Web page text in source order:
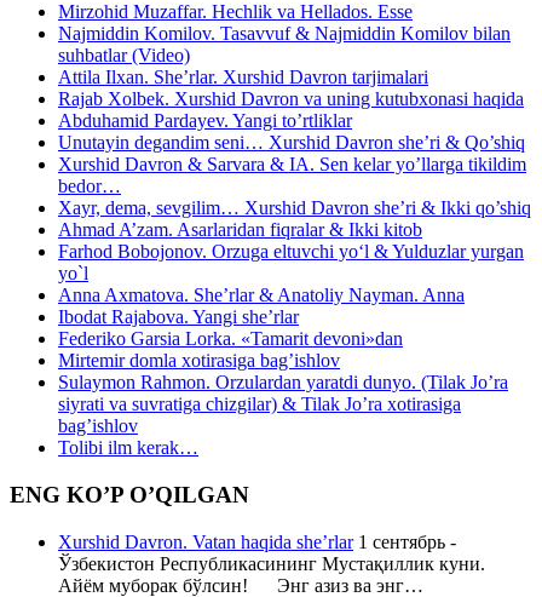
Mirzohid Muzaffar. Hechlik va Hellados. Esse
Najmiddin Komilov. Tasavvuf & Najmiddin Komilov bilan
suhbatlar (Video)
Attila Ilxan. She’rlar. Xurshid Davron tarjimalari
Rajab Xolbek. Xurshid Davron va uning kutubxonasi haqida
Abduhamid Pardayev. Yangi to’rtliklar
Unutayin degandim seni… Xurshid Davron she’ri & Qo’shiq
Xurshid Davron & Sarvara & IA. Sen kelar yo’llarga tikildim
bedor…
Xayr, dema, sevgilim… Xurshid Davron she’ri & Ikki qo’shiq
Ahmad A’zam. Asarlaridan fiqralar & Ikki kitob
Farhod Bobojonov. Orzuga eltuvchi yo‘l & Yulduzlar yurgan
yo`l
Anna Axmatova. She’rlar & Anatoliy Nayman. Anna
Ibodat Rajabova. Yangi she’rlar
Federiko Garsia Lorka. «Tamarit devoni»dan
Mirtemir domla xotirasiga bag’ishlov
Sulaymon Rahmon. Orzulardan yaratdi dunyo. (Tilak Jo’ra
siyrati va suvratiga chizgilar) & Tilak Jo’ra xotirasiga
bag’ishlov
Tolibi ilm kerak…
ENG KO’P O’QILGAN
Xurshid Davron. Vatan haqida she’rlar1 сентябрь -
Ўзбекистон Республикасининг Мустақиллик куни.
Айём муборак бўлсин! Энг азиз ва энг…